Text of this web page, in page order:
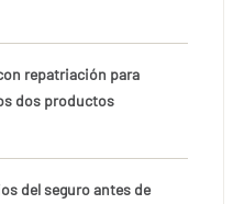
repatriación para
dos productos
del seguro antes de